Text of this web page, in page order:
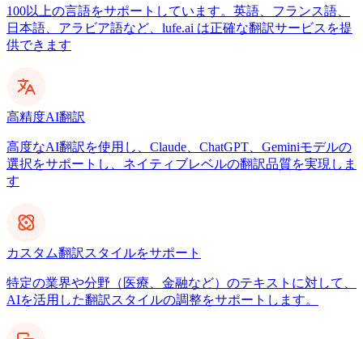
100以上の言語をサポートしています。英語、フランス語、
日本語、アラビア語など、lufe.ai は正確な翻訳サービスを提
供できます
高精度AI翻訳
高度なAI翻訳を使用し、Claude、ChatGPT、Geminiモデルの
選択をサポートし、ネイティブレベルの翻訳品質を実現しま
す
カスタム翻訳スタイルをサポート
特定の業界や分野（医療、金融など）のテキストに対して、
AIを活用した翻訳スタイルの調整をサポートします。